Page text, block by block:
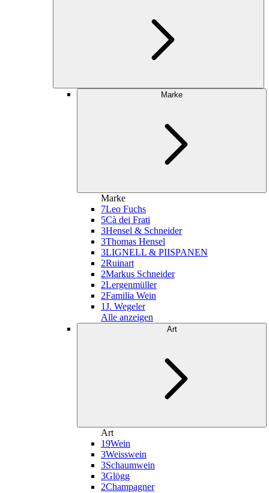
Marke
Marke
7Leo Fuchs
5Cà dei Frati
3Hensel & Schneider
3Thomas Hensel
3LIGNELL & PIISPANEN
2Ruinart
2Markus Schneider
2Lergenmüller
2Familia Wein
1J. Wegeler
Alle anzeigen
Art
Art
19Wein
3Weisswein
3Schaumwein
3Glögg
2Champagner